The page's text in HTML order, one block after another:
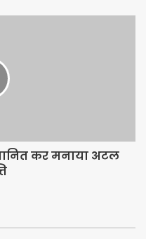
2019, हिन्दी व संस्कृत
विश्व विभुति शिखर
सम्मान-2019, समाजसेवी दिल्ली
कर मनाया अटल